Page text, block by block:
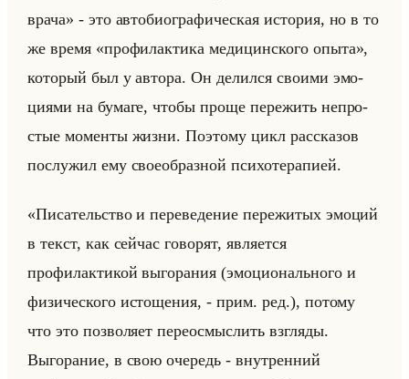
врача» - это ав­то­био­гра­фи­че­ская ис­то­рия, но в то
же время «профилактика медицинского опыта»,
ко­то­рый был у ав­то­ра. Он де­лил­ся сво­ими эмо­
ци­ями на бу­ма­ге, чтобы проще пе­ре­жить непро­
стые мо­мен­ты жизни. По­это­му цикл рас­ска­зов
по­слу­жил ему свое­об­раз­ной пси­хо­те­ра­пи­ей.
«Писательство и переведение пережитых эмоций
в текст, как сейчас говорят, является
профилактикой выгорания (эмоционального и
физического истощения, - прим. ред.), потому
что это позволяет переосмыслить взгляды.
Выгорание, в свою очередь - внутренний